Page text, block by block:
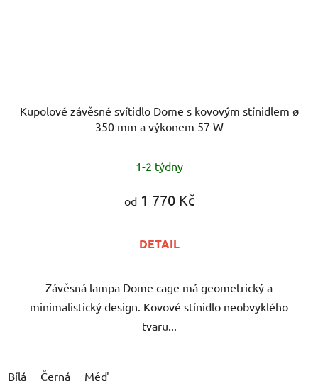
Kupolové závěsné svítidlo Dome s kovovým stínidlem ø
350 mm a výkonem 57 W
1-2 týdny
od1 770 Kč
DETAIL
Závěsná lampa Dome cage má geometrický a
minimalistický design. Kovové stínidlo neobvyklého
tvaru...
Bílá Černá Měď